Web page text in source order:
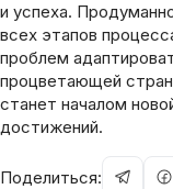
и успеха.
всех этапов
проблем
процветающей
станет началом
достижений.
Поделиться: